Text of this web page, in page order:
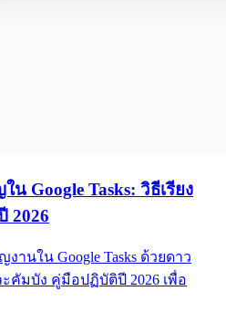
Google Tasks: วิธีเรียง
2026
านใน Google Tasks ด้วยดาว
คัมบัง คู่มือปฏิบัติปี 2026 เพื่อ